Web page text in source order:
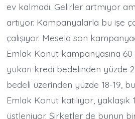
ev kalmadı. Gelirler artmıyor
artıyor. Kampanyalarla bu işe
çalışıyor. Mesela son
Emlak Konut kampanyasına 60
yukarı kredi bedelinden yüzde
bedeli üzerinden yüzde 18-19,
Emlak Konut katılıyor, yaklaşık
üstleniyor. Şirketler de bunun bir